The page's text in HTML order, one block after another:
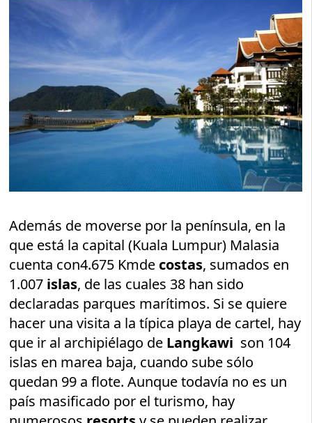
Además de moverse por la península, en la
que está la capital (Kuala Lumpur) Malasia
cuenta con4.675 Kmde costas, sumados en
1.007 islas, de las cuales 38 han sido
declaradas parques marítimos. Si se quiere
hacer una visita a la típica playa de cartel, hay
que ir al archipiélago de Langkawi son 104
islas en marea baja, cuando sube sólo
quedan 99 a flote. Aunque todavía no es un
país masificado por el turismo, hay